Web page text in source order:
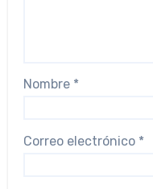
Nombre *
Correo electrónico *